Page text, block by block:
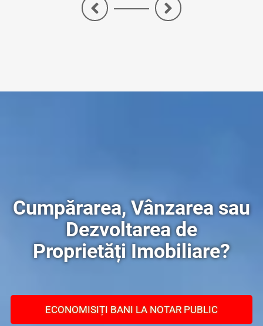
<
Cumpărarea, Vânzarea sau
Dezvoltarea de
Proprietăți Imobiliare?
ECONOMISIȚI BANI LA NOTAR PUBLIC